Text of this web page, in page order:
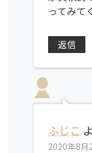
ってみて
返信
ふじこ
2020年8月